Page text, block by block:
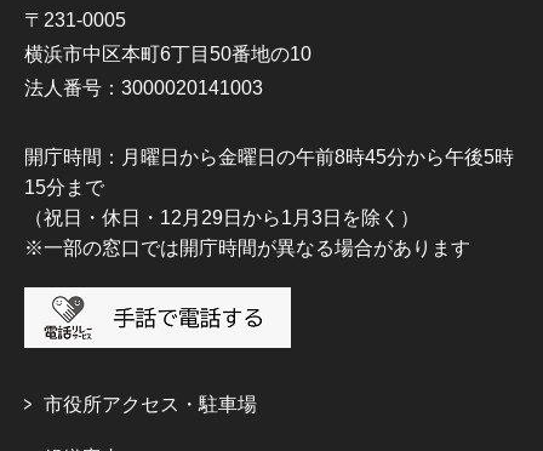
〒231-0005
横浜市中区本町6丁目50番地の10
法人番号：3000020141003
開庁時間：月曜日から金曜日の午前8時45分から午後5時
15分まで
（祝日・休日・12月29日から1月3日を除く）
※一部の窓口では開庁時間が異なる場合があります
市役所アクセス・駐車場